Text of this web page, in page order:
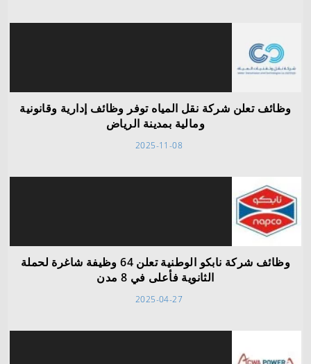
وظائف تعلن شركة نقل المياه توفر وظائف إدارية وقانونية
ومالية بمدينة الرياض
2025-11-08
وظائف شركة نابكو الوطنية تعلن 64 وظيفة شاغرة لحملة
الثانوية فأعلى في 8 مدن
2025-04-27